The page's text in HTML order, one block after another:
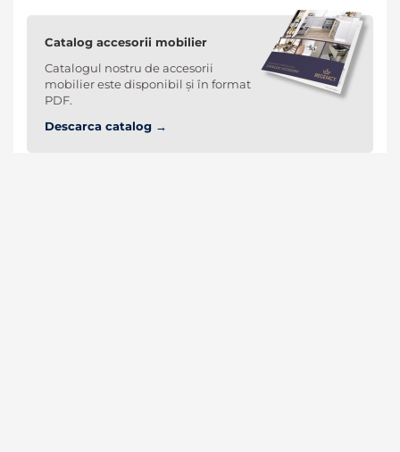
Catalog accesorii mobilier
Catalogul nostru de accesorii
mobilier este disponibil și în format
PDF.
Descarca catalog →